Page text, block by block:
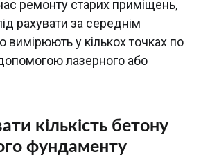
ремонту старих приміщень,
рахувати за середнім
вимірюють у кількох точках по
лазерного або
кількість бетону
фундаменту